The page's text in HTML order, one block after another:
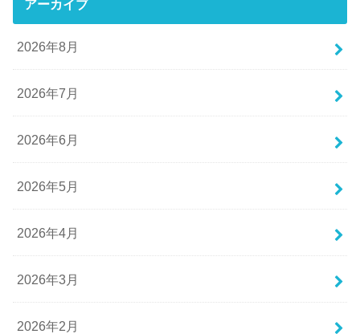
アーカイブ
2026年8月
2026年7月
2026年6月
2026年5月
2026年4月
2026年3月
2026年2月